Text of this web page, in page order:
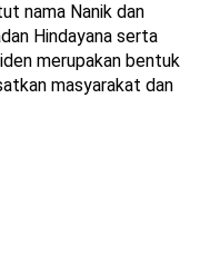
nama Nanik dan
Hindayana serta
merupakan bentuk
masyarakat dan